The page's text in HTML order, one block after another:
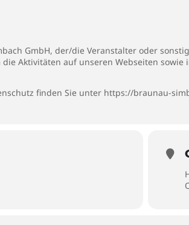
GmbH, der/die Veranstalter oder
die Aktivitäten auf unseren Webseiten
finden Sie unter https://braunau-